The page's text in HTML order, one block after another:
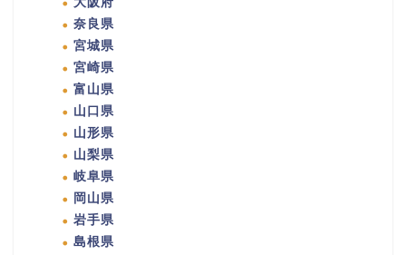
奈良県
宮城県
宮崎県
富山県
山口県
山形県
山梨県
岐阜県
岡山県
岩手県
島根県